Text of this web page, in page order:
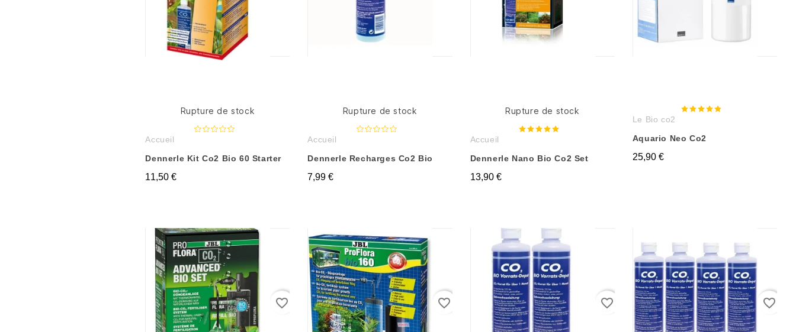
Rupture de stock
Accueil
Dennerle Kit Co2 Bio 60 Starter
11,50 €
Rupture de stock
Accueil
Dennerle Recharges Co2 Bio
7,99 €
Rupture de stock
Accueil
Dennerle Nano Bio Co2 Set
13,90 €
Le Bio co2
Aquario Neo Co2
25,90 €
favorite_border favorite_border favorite_border favorite_border